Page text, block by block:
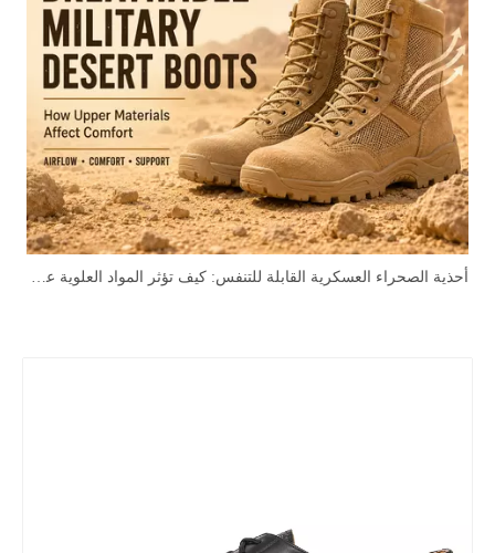
أحذية الصحراء العسكرية القابلة للتنفس: كيف تؤثر المواد العلوية على الراحة